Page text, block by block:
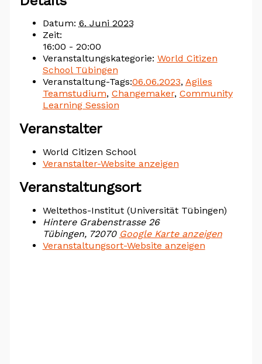
Datum: 6. Juni 2023
Zeit:
16:00 - 20:00
Veranstaltungskategorie: World Citizen
School Tübingen
Veranstaltung-Tags:06.06.2023, Agiles
Teamstudium, Changemaker, Community
Learning Session
Veranstalter
World Citizen School
Veranstalter-Website anzeigen
Veranstaltungsort
Weltethos-Institut (Universität Tübingen)
Hintere Grabenstrasse 26
Tübingen, 72070 Google Karte anzeigen
Veranstaltungsort-Website anzeigen